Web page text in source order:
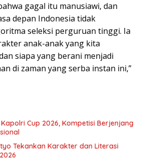
gagal itu manusiawi, dan
depan Indonesia tidak
seleksi perguruan tinggi. Ia
anak-anak yang kita
siapa yang berani menjadi
di zaman yang serba instan ini,”
Kapolri Cup 2026, Kompetisi Berjenjang
Tekankan Karakter dan Literasi